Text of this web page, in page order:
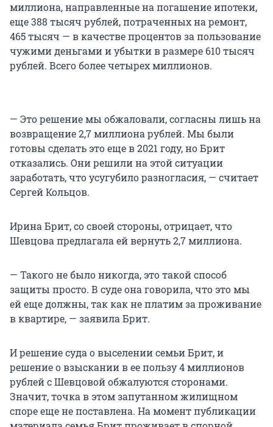
миллиона, направленные на погашение ипотеки,
еще 388 тысяч рублей, потраченных на ремонт,
465 тысяч — в качестве процентов за пользование
чужими деньгами и убытки в размере 610 тысяч
рублей. Всего более четырех миллионов.
— Это решение мы обжаловали, согласны лишь на
возвращение 2,7 миллиона рублей. Мы были
готовы сделать это еще в 2021 году, но Брит
отказались. Они решили на этой ситуации
заработать, что усугубило разногласия, — считает
Сергей Кольцов.
Ирина Брит, со своей стороны, отрицает, что
Шевцова предлагала ей вернуть 2,7 миллиона.
— Такого не было никогда, это такой способ
защиты просто. В суде она говорила, что это мы
ей еще должны, так как не платим за проживание
в квартире, — заявила Брит.
И решение суда о выселении семьи Брит, и
решение о взыскании в ее пользу 4 миллионов
рублей с Шевцовой обжалуются сторонами.
Значит, точка в этом запутанном жилищном
споре еще не поставлена. На момент публикации